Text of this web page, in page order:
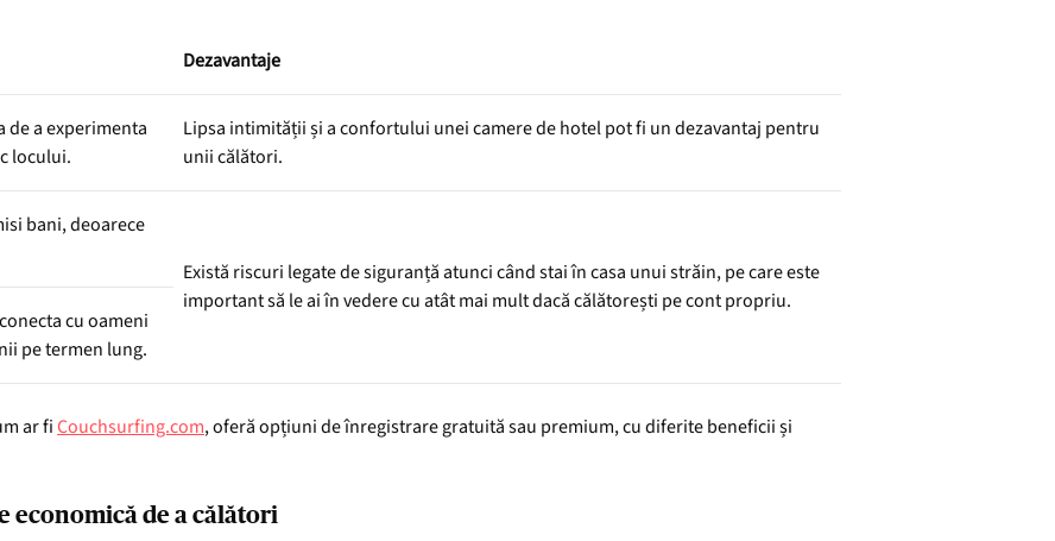
Dezavantaje
a experimenta
locului.
Lipsa intimității și a confortului unei camere de hotel pot fi un dezavantaj pentru
unii călători.
bani, deoarece
Există riscuri legate de siguranță atunci când stai în casa unui străin, pe care este
important să le ai în vedere cu atât mai mult dacă călătorești pe cont propriu.
cu oameni
pe termen lung.
ar fiCouchsurfing.com, oferă opțiuni de înregistrare gratuită sau premium, cu diferite beneficii și
economică de a călători